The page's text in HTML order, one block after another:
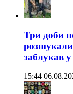
Три доби
розшукали
заблукав у
15:44